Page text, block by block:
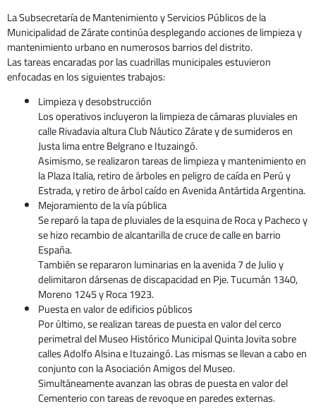
La Subsecretaría de Mantenimiento y Servicios Públicos de la
Municipalidad de Zárate continúa desplegando acciones de limpieza y
mantenimiento urbano en numerosos barrios del distrito.
Las tareas encaradas por las cuadrillas municipales estuvieron
enfocadas en los siguientes trabajos:
Limpieza y desobstrucción
Los operativos incluyeron la limpieza de cámaras pluviales en
calle Rivadavia altura Club Náutico Zárate y de sumideros en
Justa lima entre Belgrano e Ituzaingó.
Asimismo, se realizaron tareas de limpieza y mantenimiento en
la Plaza Italia, retiro de árboles en peligro de caída en Perú y
Estrada, y retiro de árbol caído en Avenida Antártida Argentina.
Mejoramiento de la vía pública
Se reparó la tapa de pluviales de la esquina de Roca y Pacheco y
se hizo recambio de alcantarilla de cruce de calle en barrio
España.
También se repararon luminarias en la avenida 7 de Julio y
delimitaron dársenas de discapacidad en Pje. Tucumán 1340,
Moreno 1245 y Roca 1923.
Puesta en valor de edificios públicos
Por último, se realizan tareas de puesta en valor del cerco
perimetral del Museo Histórico Municipal Quinta Jovita sobre
calles Adolfo Alsina e Ituzaingó. Las mismas se llevan a cabo en
conjunto con la Asociación Amigos del Museo.
Simultáneamente avanzan las obras de puesta en valor del
Cementerio con tareas de revoque en paredes externas.